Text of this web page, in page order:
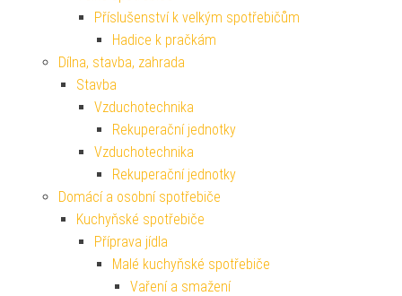
Příslušenství k velkým spotřebičům
Hadice k pračkám
Dílna, stavba, zahrada
Stavba
Vzduchotechnika
Rekuperační jednotky
Vzduchotechnika
Rekuperační jednotky
Domácí a osobní spotřebiče
Kuchyňské spotřebiče
Příprava jídla
Malé kuchyňské spotřebiče
Vaření a smažení